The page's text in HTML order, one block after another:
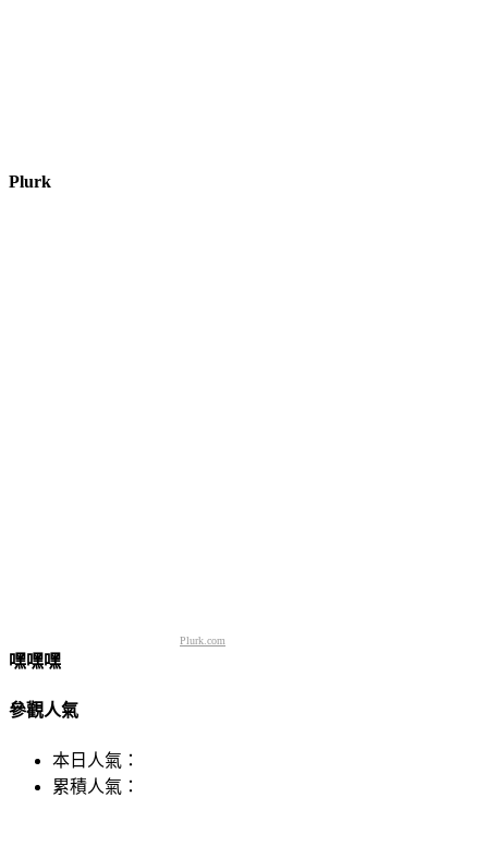
Plurk
Plurk.com
嘿嘿嘿
參觀人氣
本日人氣：
累積人氣：